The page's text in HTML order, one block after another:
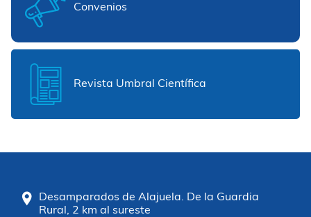
Convenios
Revista Umbral Científica
Desamparados de Alajuela. De la Guardia
Rural, 2 km al sureste